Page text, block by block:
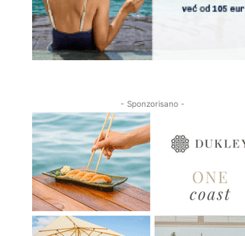
- Sponzorisano -